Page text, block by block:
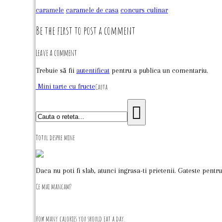
caramele caramele de casa concurs culinar
Be the first to post a comment
Leave a comment
Trebuie să fii autentificat pentru a publica un comentariu.
Mini tarte cu fructeCauta
Totul despre mine
Daca nu poti fi slab, atunci ingrasa-ti prietenii. Gateste
Ce mai mancam?
How many calories you should eat a day.